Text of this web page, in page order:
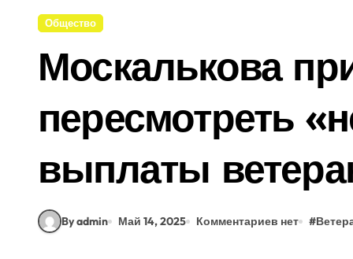
Общество
Москалькова
пересмотреть
выплаты
By admin Май 14, 2025 Комментариев нет #